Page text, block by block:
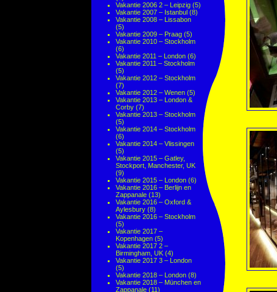
Vakantie 2006 2 – Leipzig (5)
Vakantie 2007 – Istanbul (8)
Vakantie 2008 – Lissabon
(5)
Vakantie 2009 – Praag (5)
Vakantie 2010 – Stockholm
(6)
Vakantie 2011 – London (6)
Vakantie 2011 – Stockholm
(5)
Vakantie 2012 – Stockholm
(7)
Vakantie 2012 – Wenen (5)
Vakantie 2013 – London &
Corby (7)
Vakantie 2013 – Stockholm
(5)
Vakantie 2014 – Stockholm
(6)
Vakantie 2014 – Vlissingen
(5)
Vakantie 2015 – Gatley,
Stockport, Manchester, UK
(9)
Vakantie 2015 – London (6)
Vakantie 2016 – Berlijn en
Zappanale (13)
Vakantie 2016 – Oxford &
Aylesbury (8)
Vakantie 2016 – Stockholm
(5)
Vakantie 2017 –
Kopenhagen (5)
Vakantie 2017 2 –
Birmingham, UK (4)
Vakantie 2017 3 – London
(5)
Vakantie 2018 – London (8)
Vakantie 2018 – München en
Zappanale (11)